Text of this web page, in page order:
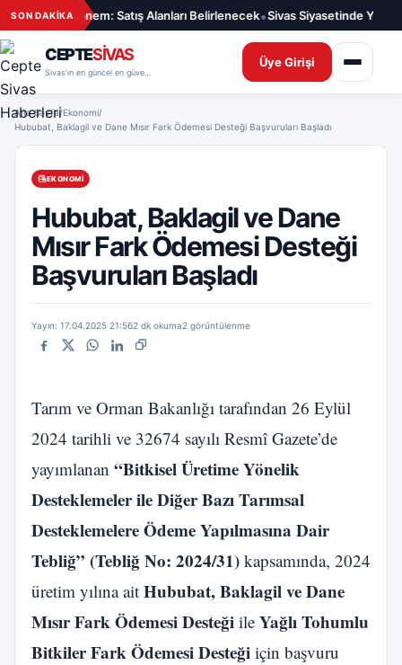
İçeriğe geç
SON DAKİKA
İçin Yeni Dönem: Satış Alanları Belirlenecek•Sivas Siyasetinde Yeni
CEPTESİVAS Üye Girişi
Ana Sayfa/Ekonomi/
Hububat, Baklagil ve Dane Mısır Fark Ödemesi Desteği Başvuruları Başladı
EKONOMI
Hububat, Baklagil ve Dane
Mısır Fark Ödemesi Desteği
Başvuruları Başladı
Yayın: 17.04.2025 21:562 dk okuma2 görüntülenme
Facebook
X WhatsApp
LinkedInBağlantıyı kopyala
Tarım ve Orman Bakanlığı tarafından 26 Eylül
2024 tarihli ve 32674 sayılı Resmî Gazete’de
yayımlanan “Bitkisel Üretime Yönelik
Desteklemeler ile Diğer Bazı Tarımsal
Desteklemelere Ödeme Yapılmasına Dair
Tebliğ” (Tebliğ No: 2024/31) kapsamında, 2024
üretim yılına ait Hububat, Baklagil ve Dane
Mısır Fark Ödemesi Desteği ile Yağlı Tohumlu
Bitkiler Fark Ödemesi Desteği için başvuru